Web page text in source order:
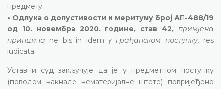
предмету.
• Одлука о допустивости и меритуму број АП-488/19
од 10. новембра 2020. године, став 42, примјена
принципа ne bis in idem у грађанском поступку, res
iudicata
Уставни суд закључује да је у предметном поступку
(поводом накнаде нематеријалне штете) повријеђено